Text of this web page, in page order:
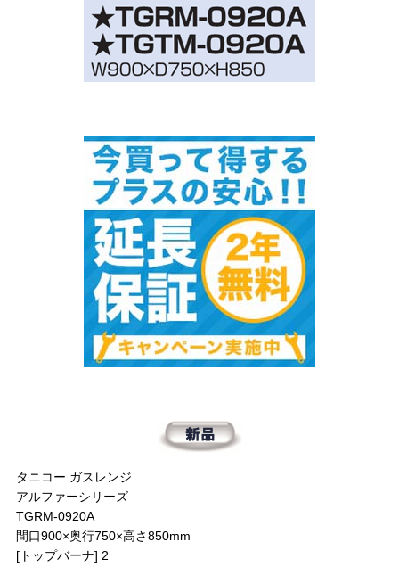
タニコー ガスレンジ
アルファーシリーズ
TGRM-0920A
間口900×奥行750×高さ850mm
[トップバーナ] 2